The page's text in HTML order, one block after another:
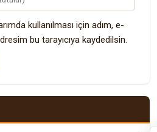
kullanılması için adım, e-
bu tarayıcıya kaydedilsin.